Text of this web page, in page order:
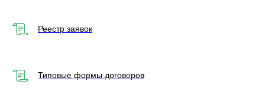
Реестр заявок
Типовые формы договоров